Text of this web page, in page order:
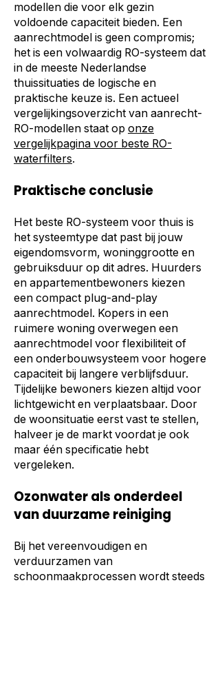
modellen die voor elk gezin
voldoende capaciteit bieden. Een
aanrechtmodel is geen compromis;
het is een volwaardig RO-systeem dat
in de meeste Nederlandse
thuissituaties de logische en
praktische keuze is. Een actueel
vergelijkingsoverzicht van aanrecht-
RO-modellen staat op onze
vergelijkpagina voor beste RO-
waterfilters.
Praktische conclusie
Het beste RO-systeem voor thuis is
het systeemtype dat past bij jouw
eigendomsvorm, woninggrootte en
gebruiksduur op dit adres. Huurders
en appartementbewoners kiezen
een compact plug-and-play
aanrechtmodel. Kopers in een
ruimere woning overwegen een
aanrechtmodel voor flexibiliteit of
een onderbouwsysteem voor hogere
capaciteit bij langere verblijfsduur.
Tijdelijke bewoners kiezen altijd voor
lichtgewicht en verplaatsbaar. Door
de woonsituatie eerst vast te stellen,
halveer je de markt voordat je ook
maar één specificatie hebt
vergeleken.
Ozonwater als onderdeel
van duurzame reiniging
Bij het vereenvoudigen en
verduurzamen van
schoonmaakprocessen wordt steeds